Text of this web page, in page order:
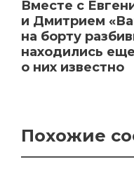
Вместе с
и Дмитрием
на борту
находились
о них известно
Похожие